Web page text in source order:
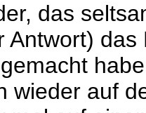
das
Antwort)
wieder auf